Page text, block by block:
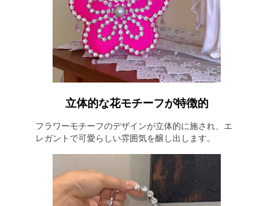
立体的な花モチーフが特徴的
フラワーモチーフのデザインが立体的に施され、エ
レガントで可愛らしい雰囲気を醸し出します。